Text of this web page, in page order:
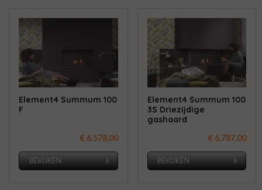
Element4 Summum 100
F
€ 6.578,00
BEKIJKEN
Element4 Summum 100
3S Driezijdige
gashaard
€ 6.787,00
BEKIJKEN